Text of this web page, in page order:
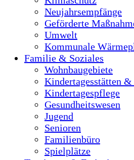
Neujahrsempfänge
Geförderte
Umwelt
Kommunale
Familie & Soziales
Wohnbaugebiete
Kindertagesstätten &
Kindertagespflege
Gesundheitswesen
Jugend
Senioren
Familienbüro
Spielplätze